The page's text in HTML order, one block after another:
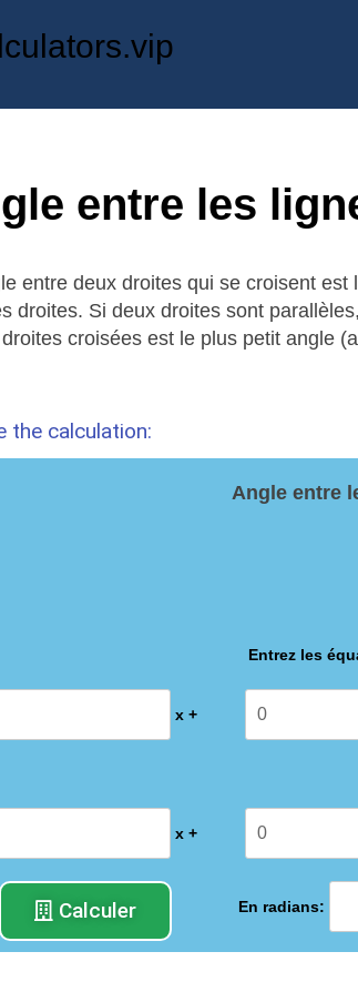
entre les
entre deux droites qui se croisent
droites. Si deux droites sont
croisées est le plus petit angle
the calculation:
Angle entre
Entrez les
x +
x +
Calculer En radians: